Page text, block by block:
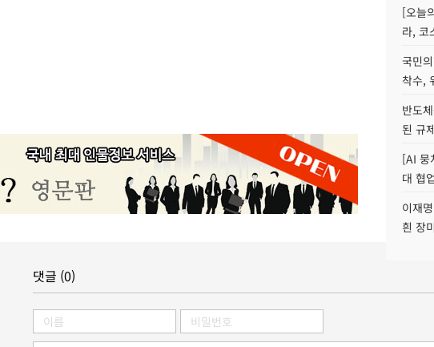
[오늘
라, 코
국민
착수,
반도
된 규
[AI 뭉
대 협
이재
흰 장
댓글 (0)